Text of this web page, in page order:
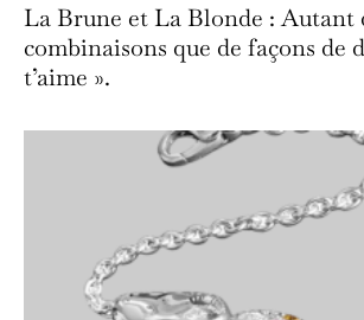
La Brune et La Blonde : Autant
combinaisons que de façons de
t’aime ».